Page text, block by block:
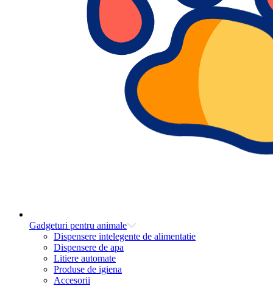
Gadgeturi pentru animale
Dispensere intelegente de alimentatie
Dispensere de apa
Litiere automate
Produse de igiena
Accesorii